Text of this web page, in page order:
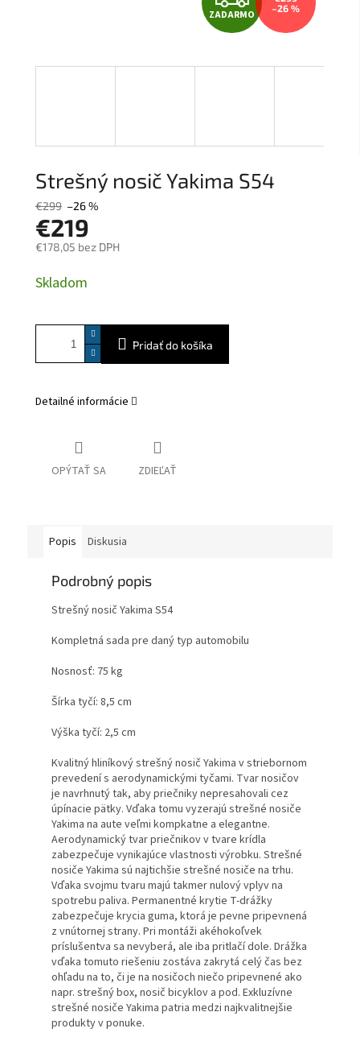
A
D
M
O
ZADARMO
–26 %
Strešný nosič Yakima S54
€299 –26 %
€219
€178,05 bez DPH
cena:
Skladom
Pridať do košíka
Detailné informácie
OPÝTAŤ SA ZDIEĽAŤ
Popis Diskusia
Podrobný popis
Strešný nosič Yakima S54
Kompletná sada pre daný typ automobilu
Nosnosť: 75 kg
Šírka tyčí: 8,5 cm
Výška tyčí: 2,5 cm
Kvalitný hliníkový strešný nosič Yakima v striebornom
prevedení s aerodynamickými tyčami. Tvar nosičov
je navrhnutý tak, aby priečniky nepresahovali cez
úpínacie pätky. Vďaka tomu vyzerajú strešné nosiče
Yakima na aute veľmi kompkatne a elegantne.
Aerodynamický tvar priečnikov v tvare krídla
zabezpečuje vynikajúce vlastnosti výrobku. Strešné
nosiče Yakima sú najtichšie strešné nosiče na trhu.
Vďaka svojmu tvaru majú takmer nulový vplyv na
spotrebu paliva. Permanentné krytie T-drážky
zabezpečuje krycia guma, ktorá je pevne pripevnená
z vnútornej strany. Pri montáži akéhokoľvek
príslušentva sa nevyberá, ale iba pritlačí dole. Drážka
vďaka tomuto riešeniu zostáva zakrytá celý čas bez
ohľadu na to, či je na nosičoch niečo pripevnené ako
napr. strešný box, nosič bicyklov a pod. Exkluzívne
strešné nosiče Yakima patria medzi najkvalitnejšie
produkty v ponuke.